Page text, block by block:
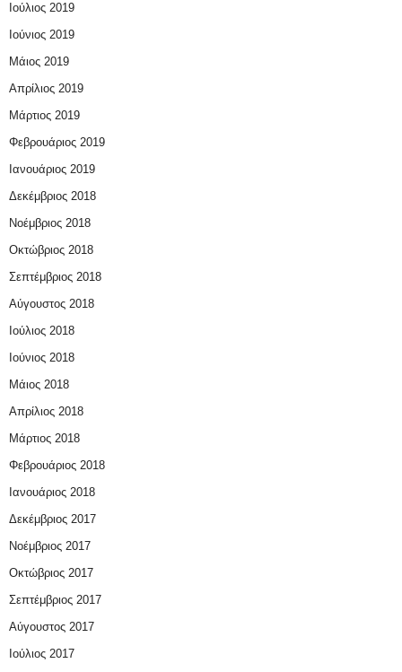
Ιούλιος 2019
Ιούνιος 2019
Μάιος 2019
Απρίλιος 2019
Μάρτιος 2019
Φεβρουάριος 2019
Ιανουάριος 2019
Δεκέμβριος 2018
Νοέμβριος 2018
Οκτώβριος 2018
Σεπτέμβριος 2018
Αύγουστος 2018
Ιούλιος 2018
Ιούνιος 2018
Μάιος 2018
Απρίλιος 2018
Μάρτιος 2018
Φεβρουάριος 2018
Ιανουάριος 2018
Δεκέμβριος 2017
Νοέμβριος 2017
Οκτώβριος 2017
Σεπτέμβριος 2017
Αύγουστος 2017
Ιούλιος 2017